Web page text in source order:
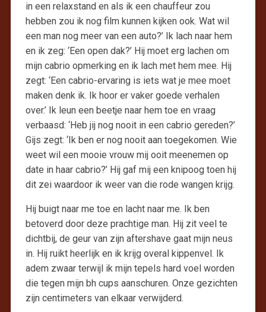
in een relaxstand en als ik een chauffeur zou
hebben zou ik nog film kunnen kijken ook. Wat wil
een man nog meer van een auto?’ Ik lach naar hem
en ik zeg: ‘Een open dak?’ Hij moet erg lachen om
mijn cabrio opmerking en ik lach met hem mee. Hij
zegt: ‘Een cabrio-ervaring is iets wat je mee moet
maken denk ik. Ik hoor er vaker goede verhalen
over.’ Ik leun een beetje naar hem toe en vraag
verbaasd: ‘Heb jij nog nooit in een cabrio gereden?’
Gijs zegt: ‘Ik ben er nog nooit aan toegekomen. Wie
weet wil een mooie vrouw mij ooit meenemen op
date in haar cabrio?’ Hij gaf mij een knipoog toen hij
dit zei waardoor ik weer van die rode wangen krijg.
Hij buigt naar me toe en lacht naar me. Ik ben
betoverd door deze prachtige man. Hij zit veel te
dichtbij, de geur van zijn aftershave gaat mijn neus
in. Hij ruikt heerlijk en ik krijg overal kippenvel. Ik
adem zwaar terwijl ik mijn tepels hard voel worden
die tegen mijn bh cups aanschuren. Onze gezichten
zijn centimeters van elkaar verwijderd.